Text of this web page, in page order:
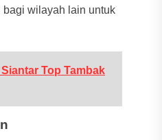
wilayah lain untuk
Top Tambak